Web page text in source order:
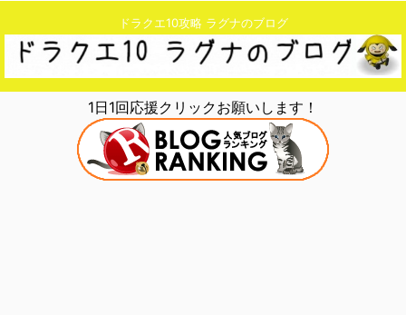
ドラクエ10攻略 ラグナのブログ
1日1回応援クリックお願いします！